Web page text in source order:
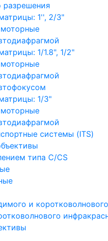
разрешения
1'', 2/3"
1/1.8", 1/2"
1/3"
системы (ITS)
типа C/CS
и